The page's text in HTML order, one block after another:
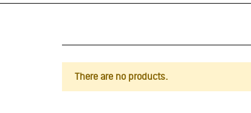
There are no products.